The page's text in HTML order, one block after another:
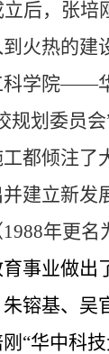
立后，张培
火热的建
学院——
规划委员
都倾注了
建立新发
1988年更名
事业做出
镕基、吴
“华中科